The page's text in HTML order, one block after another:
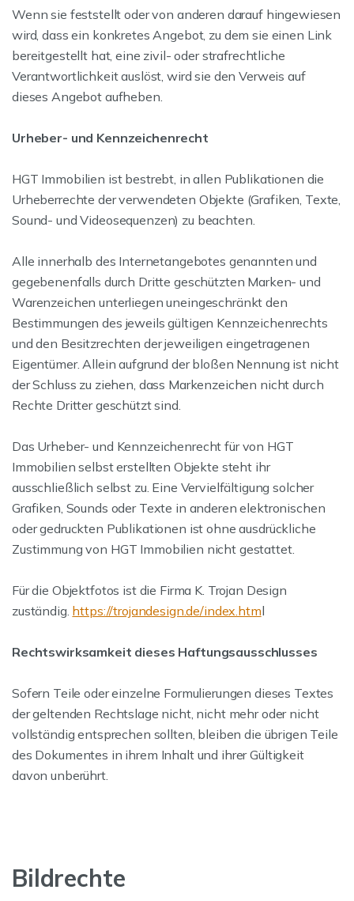
Wenn sie feststellt oder von anderen darauf hingewiesen
wird, dass ein konkretes Angebot, zu dem sie einen Link
bereitgestellt hat, eine zivil- oder strafrechtliche
Verantwortlichkeit auslöst, wird sie den Verweis auf
dieses Angebot aufheben.
Urheber- und Kennzeichenrecht
HGT Immobilien ist bestrebt, in allen Publikationen die
Urheberrechte der verwendeten Objekte (Grafiken, Texte,
Sound- und Videosequenzen) zu beachten.
Alle innerhalb des Internetangebotes genannten und
gegebenenfalls durch Dritte geschützten Marken- und
Warenzeichen unterliegen uneingeschränkt den
Bestimmungen des jeweils gültigen Kennzeichenrechts
und den Besitzrechten der jeweiligen eingetragenen
Eigentümer. Allein aufgrund der bloßen Nennung ist nicht
der Schluss zu ziehen, dass Markenzeichen nicht durch
Rechte Dritter geschützt sind.
Das Urheber- und Kennzeichenrecht für von HGT
Immobilien selbst erstellten Objekte steht ihr
ausschließlich selbst zu. Eine Vervielfältigung solcher
Grafiken, Sounds oder Texte in anderen elektronischen
oder gedruckten Publikationen ist ohne ausdrückliche
Zustimmung von HGT Immobilien nicht gestattet.
Für die Objektfotos ist die Firma K. Trojan Design
zuständig. https://trojandesign.de/index.html
Rechtswirksamkeit dieses Haftungsausschlusses
Sofern Teile oder einzelne Formulierungen dieses Textes
der geltenden Rechtslage nicht, nicht mehr oder nicht
vollständig entsprechen sollten, bleiben die übrigen Teile
des Dokumentes in ihrem Inhalt und ihrer Gültigkeit
davon unberührt.
Bildrechte